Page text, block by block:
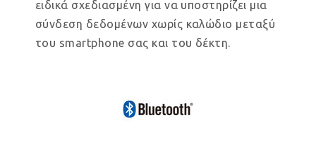
ειδικά σχεδιασμένη για να υποστηρίζει μια
σύνδεση δεδομένων χωρίς καλώδιο μεταξύ
του smartphone σας και του δέκτη.